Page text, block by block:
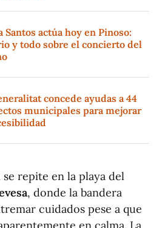
Santos actúa hoy en Pinoso:
y todo sobre el concierto del
concede ayudas a 44
municipales para mejorar
repite en la playa del
, donde la bandera
cuidados pese a que